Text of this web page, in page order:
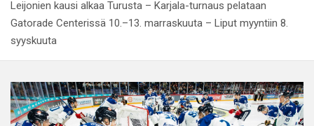
Leijonien kausi alkaa Turusta – Karjala-turnaus pelataan
Gatorade Centerissä 10.–13. marraskuuta – Liput myyntiin 8.
syyskuuta